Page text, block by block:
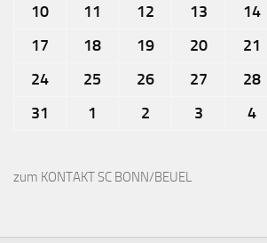
10
11 12 13 14
17
18 19 20 21
24
25 26 27 28
31
1 2 3 4
zum KONTAKT SC BONN/BEUEL